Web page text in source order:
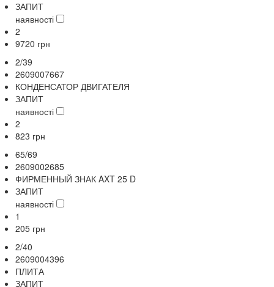
ЗАПИТ
наявності
2
9720 грн
2/39
2609007667
КОНДЕНСАТОР ДВИГАТЕЛЯ
ЗАПИТ
наявності
2
823 грн
65/69
2609002685
ФИРМЕННЫЙ ЗНАК AXT 25 D
ЗАПИТ
наявності
1
205 грн
2/40
2609004396
ПЛИТА
ЗАПИТ